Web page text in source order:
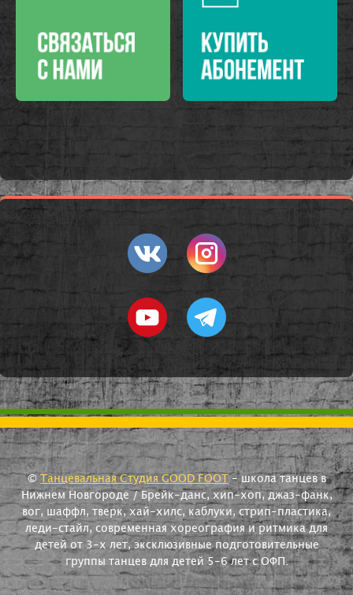
© Танцевальная Студия GOOD FOOT
- школа танцев в
Нижнем Новгороде / Брейк-данс, хип-хоп, джаз-фанк,
вог, шаффл, тверк, хай-хилс, каблуки, стрип-пластика,
леди-стайл, современная хореография и ритмика для
детей от 3-х лет, эксклюзивные подготовительные
группы танцев для детей 5-6 лет с ОФП.